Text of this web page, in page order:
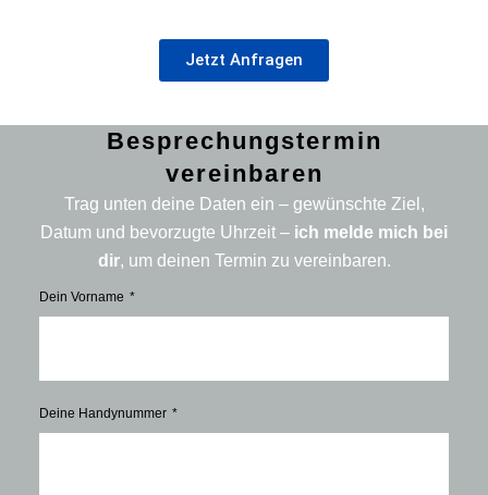
Jetzt Anfragen
Besprechungstermin
vereinbaren
Trag unten deine Daten ein – gewünschte Ziel,
Datum und bevorzugte Uhrzeit – ich melde mich bei
dir, um deinen Termin zu vereinbaren.
Dein Vorname
Deine Handynummer